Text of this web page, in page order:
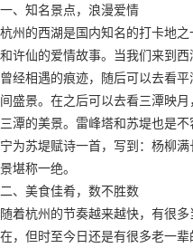
一、知名景点，浪漫爱情
杭州的西湖是国内知名的打卡地
和许仙的爱情故事。当我们来到
曾经相遇的痕迹，随后可以去看
间盛景。在之后可以去看三潭映
三潭的美景。雷峰塔和苏堤也是
宁为苏堤赋诗一首，写到：杨柳
景堪称一绝。
二、美食佳肴，数不胜数
随着杭州的节奏越来越快，有很
在，但时至今日还是有很多老一